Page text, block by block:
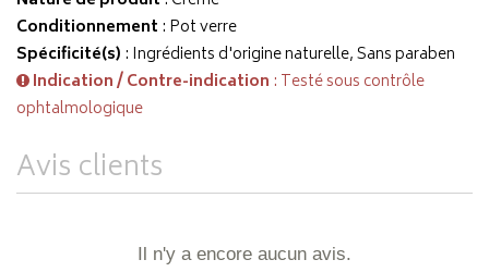
Conditionnement : Pot verre
Spécificité(s) : Ingrédients d'origine naturelle, Sans paraben
Indication / Contre-indication : Testé sous contrôle
ophtalmologique
Avis clients
Il n'y a encore aucun avis.